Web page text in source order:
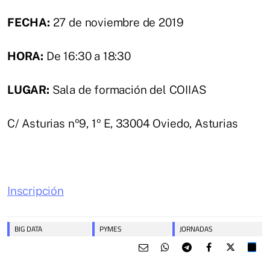
FECHA: 27 de noviembre de 2019
HORA: De 16:30 a 18:30
LUGAR: Sala de formación del COIIAS
C/ Asturias nº9, 1º E, 33004 Oviedo, Asturias
Inscripción
BIG DATA PYMES JORNADAS